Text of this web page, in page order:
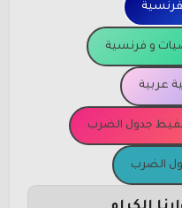
و فرنسية
عربية
جدول الضرب
الضرب